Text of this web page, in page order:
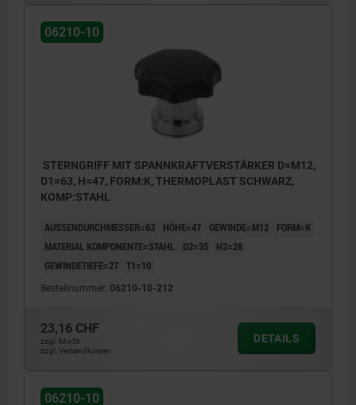
06210-10
STERNGRIFF MIT SPANNKRAFTVERSTÄRKER D=M12,
D1=63, H=47, FORM:K, THERMOPLAST SCHWARZ,
KOMP:STAHL
AUSSENDURCHMESSER=63 HÖHE=47 GEWINDE=M12
FORM=K
MATERIAL KOMPONENTE=STAHL
D2=35
H2=28
GEWINDETIEFE=27 T1=10
Bestellnummer: 06210-10-212
23,16 CHF
zzgl. MwSt.
zzgl. Versandkosten
DETAILS
06210-10